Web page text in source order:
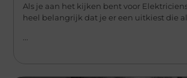
Als je aan het kijken bent voor
heel belangrijk dat je er een uitkiest die al